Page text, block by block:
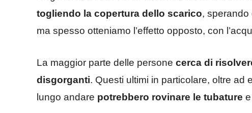
togliendo la copertura dello scarico, sperando
ma spesso otteniamo l’effetto opposto, con
La maggior parte delle persone cerca di
disgorganti. Questi ultimi in particolare, oltre ad
lungo andare potrebbero rovinare le tubature